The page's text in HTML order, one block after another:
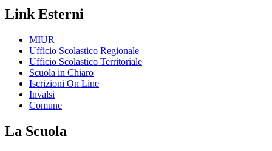
Link Esterni
MIUR
Ufficio Scolastico Regionale
Ufficio Scolastico Territoriale
Scuola in Chiaro
Iscrizioni On Line
Invalsi
Comune
La Scuola